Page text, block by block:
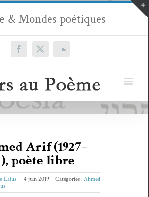
& Mondes poétiques
Facebook
X SoundCloud
Arif (1927–
poète libre
Lajus 4 juin 2019 Catégories : Ahmed